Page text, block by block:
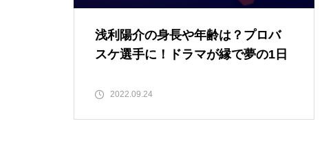
浅利陽介の身長や年齢は？プロバ
スケ選手に！ドラマが縁で夢の1日
2022.09.24